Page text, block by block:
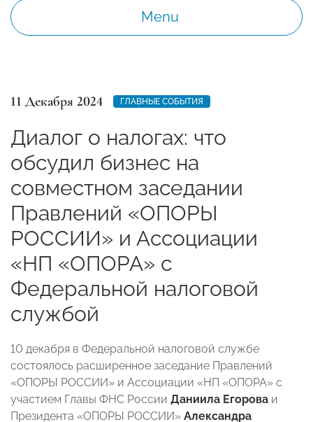
Menu
11 Декабря 2024 ГЛАВНЫЕ СОБЫТИЯ
Диалог о налогах: что
обсудил бизнес на
совместном заседании
Правлений «ОПОРЫ
РОССИИ» и Ассоциации
«НП «ОПОРА» с
Федеральной налоговой
службой
10 декабря в Федеральной налоговой службе
состоялось расширенное заседание Правлений
«ОПОРЫ РОССИИ» и Ассоциации «НП «ОПОРА» с
участием Главы ФНС России Даниила Егорова и
Президента «ОПОРЫ РОССИИ» Александра